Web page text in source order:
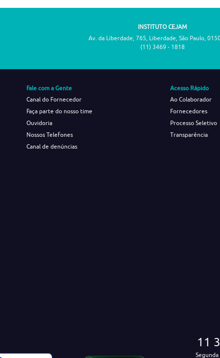
INSTITUTO CEJAM
Av. da Liberdade, 765, Liberdade, São Paulo,
(11) 3469 - 1818
Fale com a Gente
Canal do Fornecedor
Faça parte do nosso time
Ouvidoria
Nossos Telefones
Canal de denúncias
Acesso Rápido
Ao Colaborador
Fornecedores
Processo Seletivo
Transparência
11
Segunda